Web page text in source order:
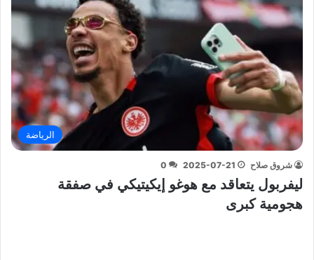
الرياضة
شروق صلاح 2025-07-21
0
ليفربول يتعاقد مع هوغو إيكيتيكي في صفقة
هجومية كبرى